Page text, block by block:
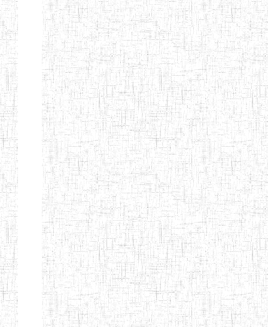
Etablissements
d'enseignement
normal
ENI
Chercher:
Effacer les filtres
Denomination
Type